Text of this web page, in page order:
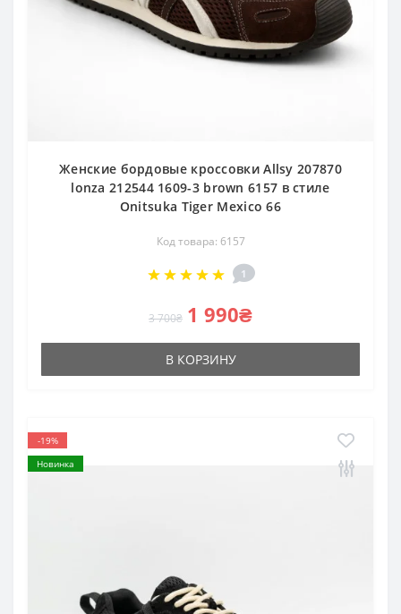
Женские бордовые кроссовки Allsy 207870
lonza 212544 1609-3 brown 6157 в стиле
Onitsuka Tiger Mexico 66
Код товара: 6157
1
3 700₴ 1 990₴
В КОРЗИНУ
-19%
Новинка